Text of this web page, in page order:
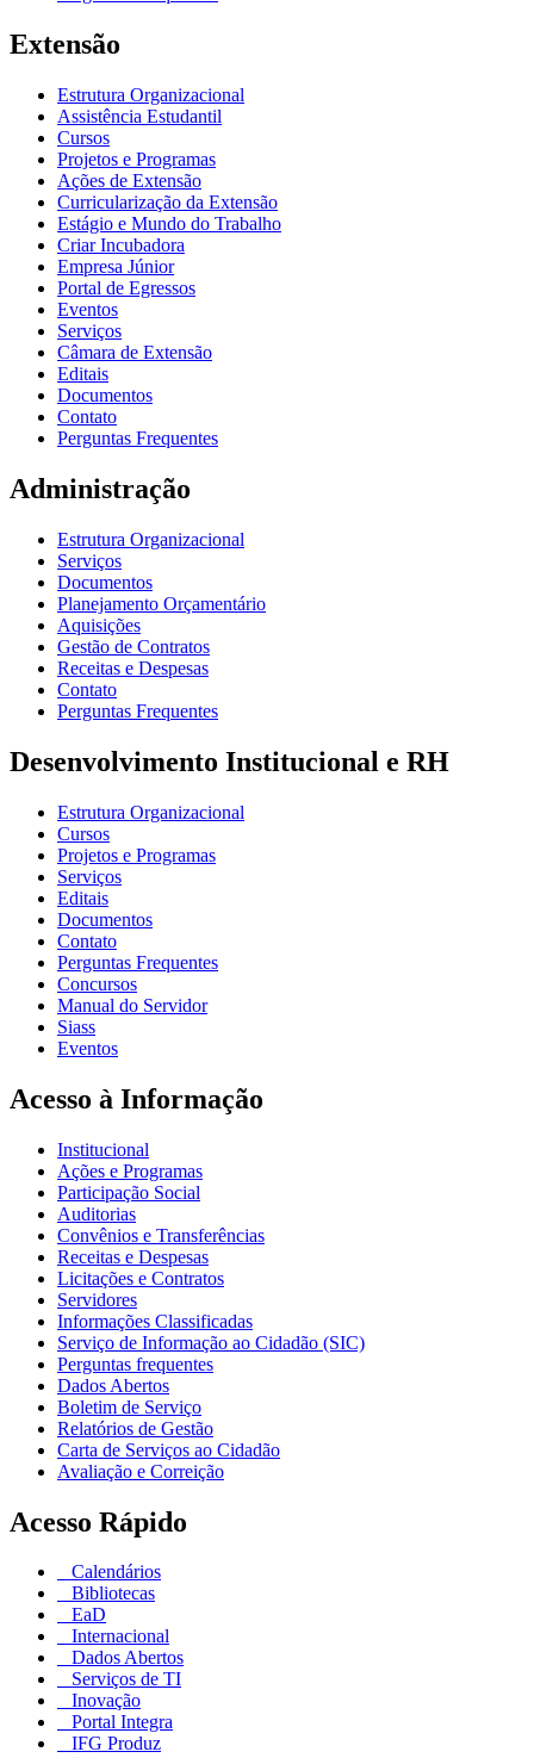
Extensão
Estrutura Organizacional
Assistência Estudantil
Cursos
Projetos e Programas
Ações de Extensão
Curricularização da Extensão
Estágio e Mundo do Trabalho
Criar Incubadora
Empresa Júnior
Portal de Egressos
Eventos
Serviços
Câmara de Extensão
Editais
Documentos
Contato
Perguntas Frequentes
Administração
Estrutura Organizacional
Serviços
Documentos
Planejamento Orçamentário
Aquisições
Gestão de Contratos
Receitas e Despesas
Contato
Perguntas Frequentes
Desenvolvimento Institucional e RH
Estrutura Organizacional
Cursos
Projetos e Programas
Serviços
Editais
Documentos
Contato
Perguntas Frequentes
Concursos
Manual do Servidor
Siass
Eventos
Acesso à Informação
Institucional
Ações e Programas
Participação Social
Auditorias
Convênios e Transferências
Receitas e Despesas
Licitações e Contratos
Servidores
Informações Classificadas
Serviço de Informação ao Cidadão (SIC)
Perguntas frequentes
Dados Abertos
Boletim de Serviço
Relatórios de Gestão
Carta de Serviços ao Cidadão
Avaliação e Correição
Acesso Rápido
Calendários
Bibliotecas
EaD
Internacional
Dados Abertos
Serviços de TI
Inovação
Portal Integra
IFG Produz